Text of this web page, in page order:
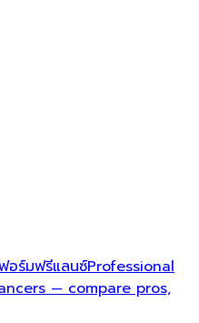
อร์มฟรีแลนซ์Professional
— compare pros,